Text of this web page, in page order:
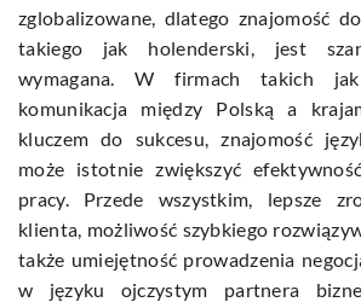
zglobalizowane, dlatego znajomość
takiego jak holenderski, jest
wymagana. W firmach takich
komunikacja między Polską a
kluczem do sukcesu, znajomość
może istotnie zwiększyć
pracy. Przede wszystkim, lepsze
klienta, możliwość szybkiego
także umiejętność prowadzenia
w języku ojczystym partnera